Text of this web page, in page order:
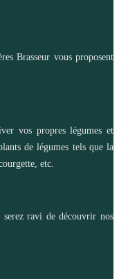
Brasseur vous proposent
vos propres légumes et
de légumes tels que la
etc.
serez ravi de découvrir nos